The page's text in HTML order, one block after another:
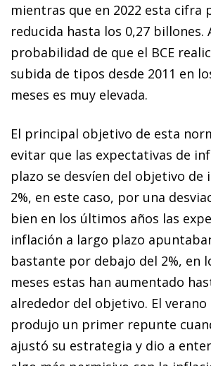
mientras que en 2022 esta cifra
reducida hasta los 0,27 billones.
probabilidad de que el BCE
subida de tipos desde 2011 en
meses es muy elevada.
El principal objetivo de esta
evitar que las expectativas de
plazo se desvíen del objetivo de
2%, en este caso, por una
bien en los últimos años las
inflación a largo plazo
bastante por debajo del 2%, en
meses estas han aumentado
alrededor del objetivo. El verano
produjo un primer repunte
ajustó su estrategia y dio a